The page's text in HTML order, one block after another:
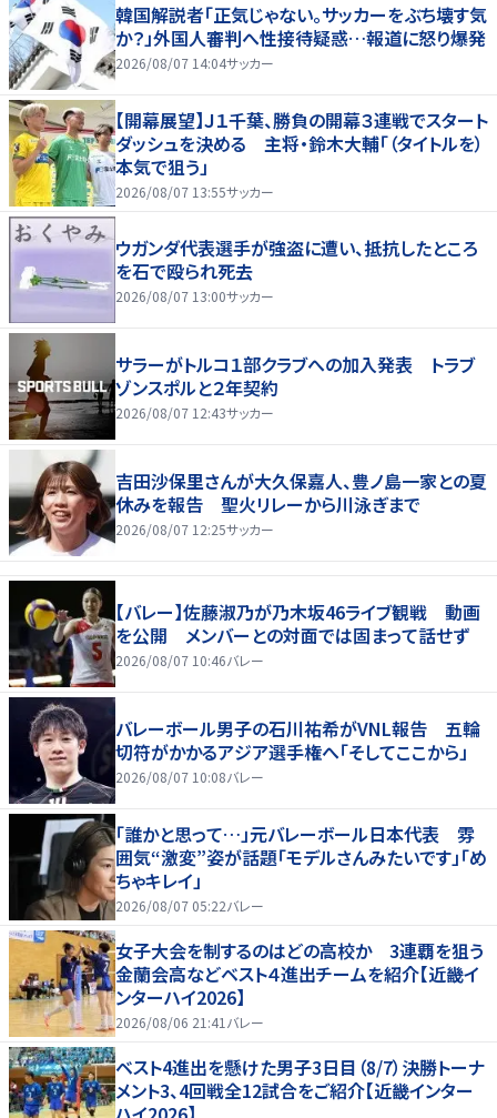
韓国解説者「正気じゃない。サッカーをぶち壊す気
か？」外国人審判へ性接待疑惑…報道に怒り爆発
2026/08/07 14:04サッカー
【開幕展望】Ｊ１千葉、勝負の開幕３連戦でスタート
ダッシュを決める 主将・鈴木大輔「（タイトルを）
本気で狙う」
2026/08/07 13:55サッカー
ウガンダ代表選手が強盗に遭い、抵抗したところ
を石で殴られ死去
2026/08/07 13:00サッカー
サラーがトルコ１部クラブへの加入発表 トラブ
ゾンスポルと２年契約
2026/08/07 12:43サッカー
吉田沙保里さんが大久保嘉人、豊ノ島一家との夏
休みを報告 聖火リレーから川泳ぎまで
2026/08/07 12:25サッカー
【バレー】佐藤淑乃が乃木坂46ライブ観戦 動画
を公開 メンバーとの対面では固まって話せず
2026/08/07 10:46バレー
バレーボール男子の石川祐希がVNL報告 五輪
切符がかかるアジア選手権へ「そしてここから」
2026/08/07 10:08バレー
「誰かと思って…」元バレーボール日本代表 雰
囲気“激変”姿が話題「モデルさんみたいです」「め
ちゃキレイ」
2026/08/07 05:22バレー
女子大会を制するのはどの高校か 3連覇を狙う
金蘭会高などベスト４進出チームを紹介【近畿イ
ンターハイ2026】
2026/08/06 21:41 バレー
ベスト4進出を懸けた男子3日目（8/7）決勝トーナ
メント3、4回戦全12試合をご紹介【近畿インター